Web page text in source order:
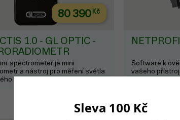
80 390Kč
1.0 - GL OPTIC -
spectrometer je mini
a nástroj pro měření světla
normou ISO 3664:2009.
Software k
vašeho
Sleva 100 Kč